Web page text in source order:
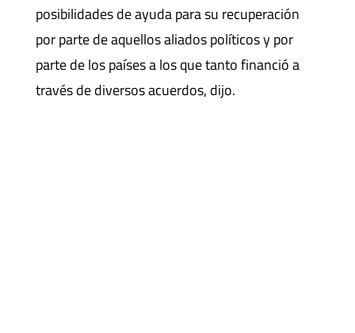
posibilidades de ayuda para su recuperación
por parte de aquellos aliados políticos y por
parte de los países a los que tanto financió a
través de diversos acuerdos, dijo.